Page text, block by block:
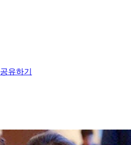
공유하기